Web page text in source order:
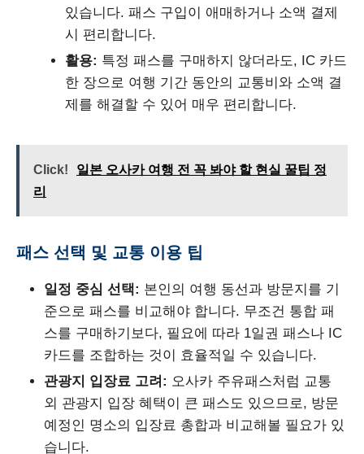
있습니다. 패스 구입이 애매하거나 소액 결제
시 편리합니다.
활용: 특정 패스를 구매하지 않더라도, IC 카드
한 장으로 여행 기간 동안의 교통비와 소액 결
제를 해결할 수 있어 매우 편리합니다.
Click!
일본 오사카 여행 전 꼭 봐야 할 현실 꿀팁 정
리
패스 선택 및 교통 이용 팁
일정 중심 선택: 본인의 여행 동선과 방문지를 기
준으로 패스를 비교해야 합니다. 무조건 통합 패
스를 구매하기보다, 필요에 따라 1일권 패스나 IC
카드를 조합하는 것이 효율적일 수 있습니다.
관광지 입장료 고려: 오사카 주유패스처럼 교통
외 관광지 입장 혜택이 큰 패스도 있으므로, 방문
예정인 명소의 입장료 총합과 비교해볼 필요가 있
습니다.